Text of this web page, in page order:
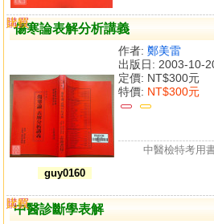
傷寒論表解分析講義
guy0160
作者: 鄭美雷
出版日: 2003-10-
定價: NT$300元
特價: NT$300元
購買
比較
中醫檢特考用
中醫診斷學表解
購買
比較